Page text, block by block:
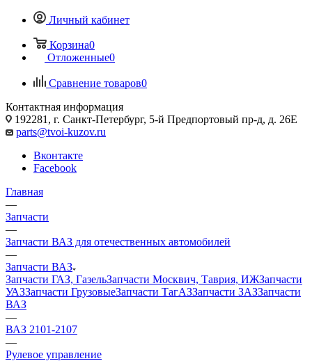
Личный кабинет
Корзина0
Отложенные0
Сравнение товаров0
Контактная информация
192281, г. Санкт-Петербург, 5-й Предпортовый пр-д, д. 26Е
parts@tvoi-kuzov.ru
Вконтакте
Facebook
Главная
—
Запчасти
—
Запчасти ВАЗ для отечественных автомобилей
—
Запчасти ВАЗ
Запчасти ГАЗ, ГазельЗапчасти Москвич, Таврия, ИЖЗапчасти
УАЗЗапчасти ГрузовыеЗапчасти ТагАЗЗапчасти ЗАЗЗапчасти
ВАЗ
—
ВАЗ 2101-2107
—
Рулевое управление